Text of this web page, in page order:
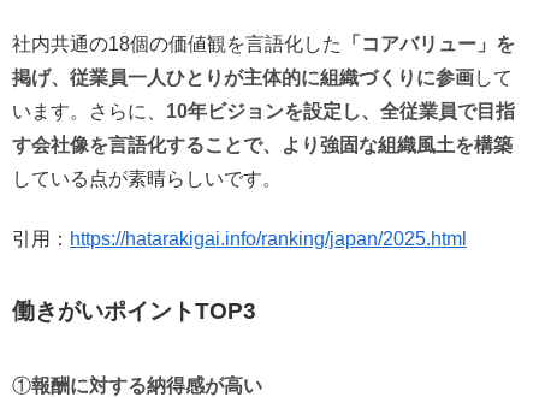
社内共通の18個の価値観を言語化した
「コアバリュー」を
掲げ、従業員一人ひとりが主体的に組織づくりに参画して
います。さらに、 10年ビジョンを設定し、全従業員で目指
す会社像を言語化することで、より強固な組織風土を構築
している点が素晴らしいです。
引用： https://hatarakigai.info/ranking/japan/2025.html
働きがいポイントTOP3
①報酬に対する納得感が高い